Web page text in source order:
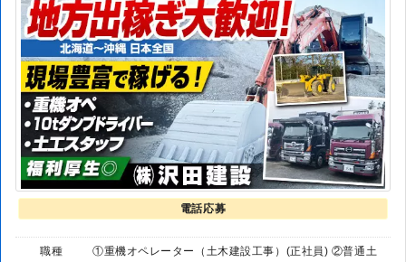
電話応募
職種
①重機オペレーター（土木建設工事）(正社員) ②普通土